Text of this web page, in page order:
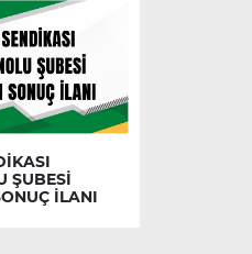
ŞUBESİ
İLANI